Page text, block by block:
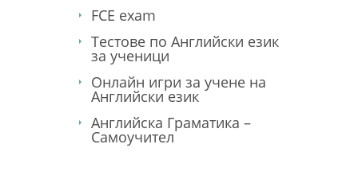
FCE exam
Тестове по Английски език
за ученици
Онлайн игри за учене на
Английски език
Английска Граматика –
Самоучител